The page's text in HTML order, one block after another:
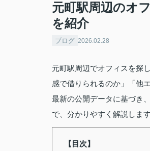
元町駅周辺のオ
を紹介
ブログ 2026.02.28
元町駅周辺でオフィスを探
感で借りられるのか」「他
最新の公開データに基づき
で、分かりやすく解説しま
【目次】